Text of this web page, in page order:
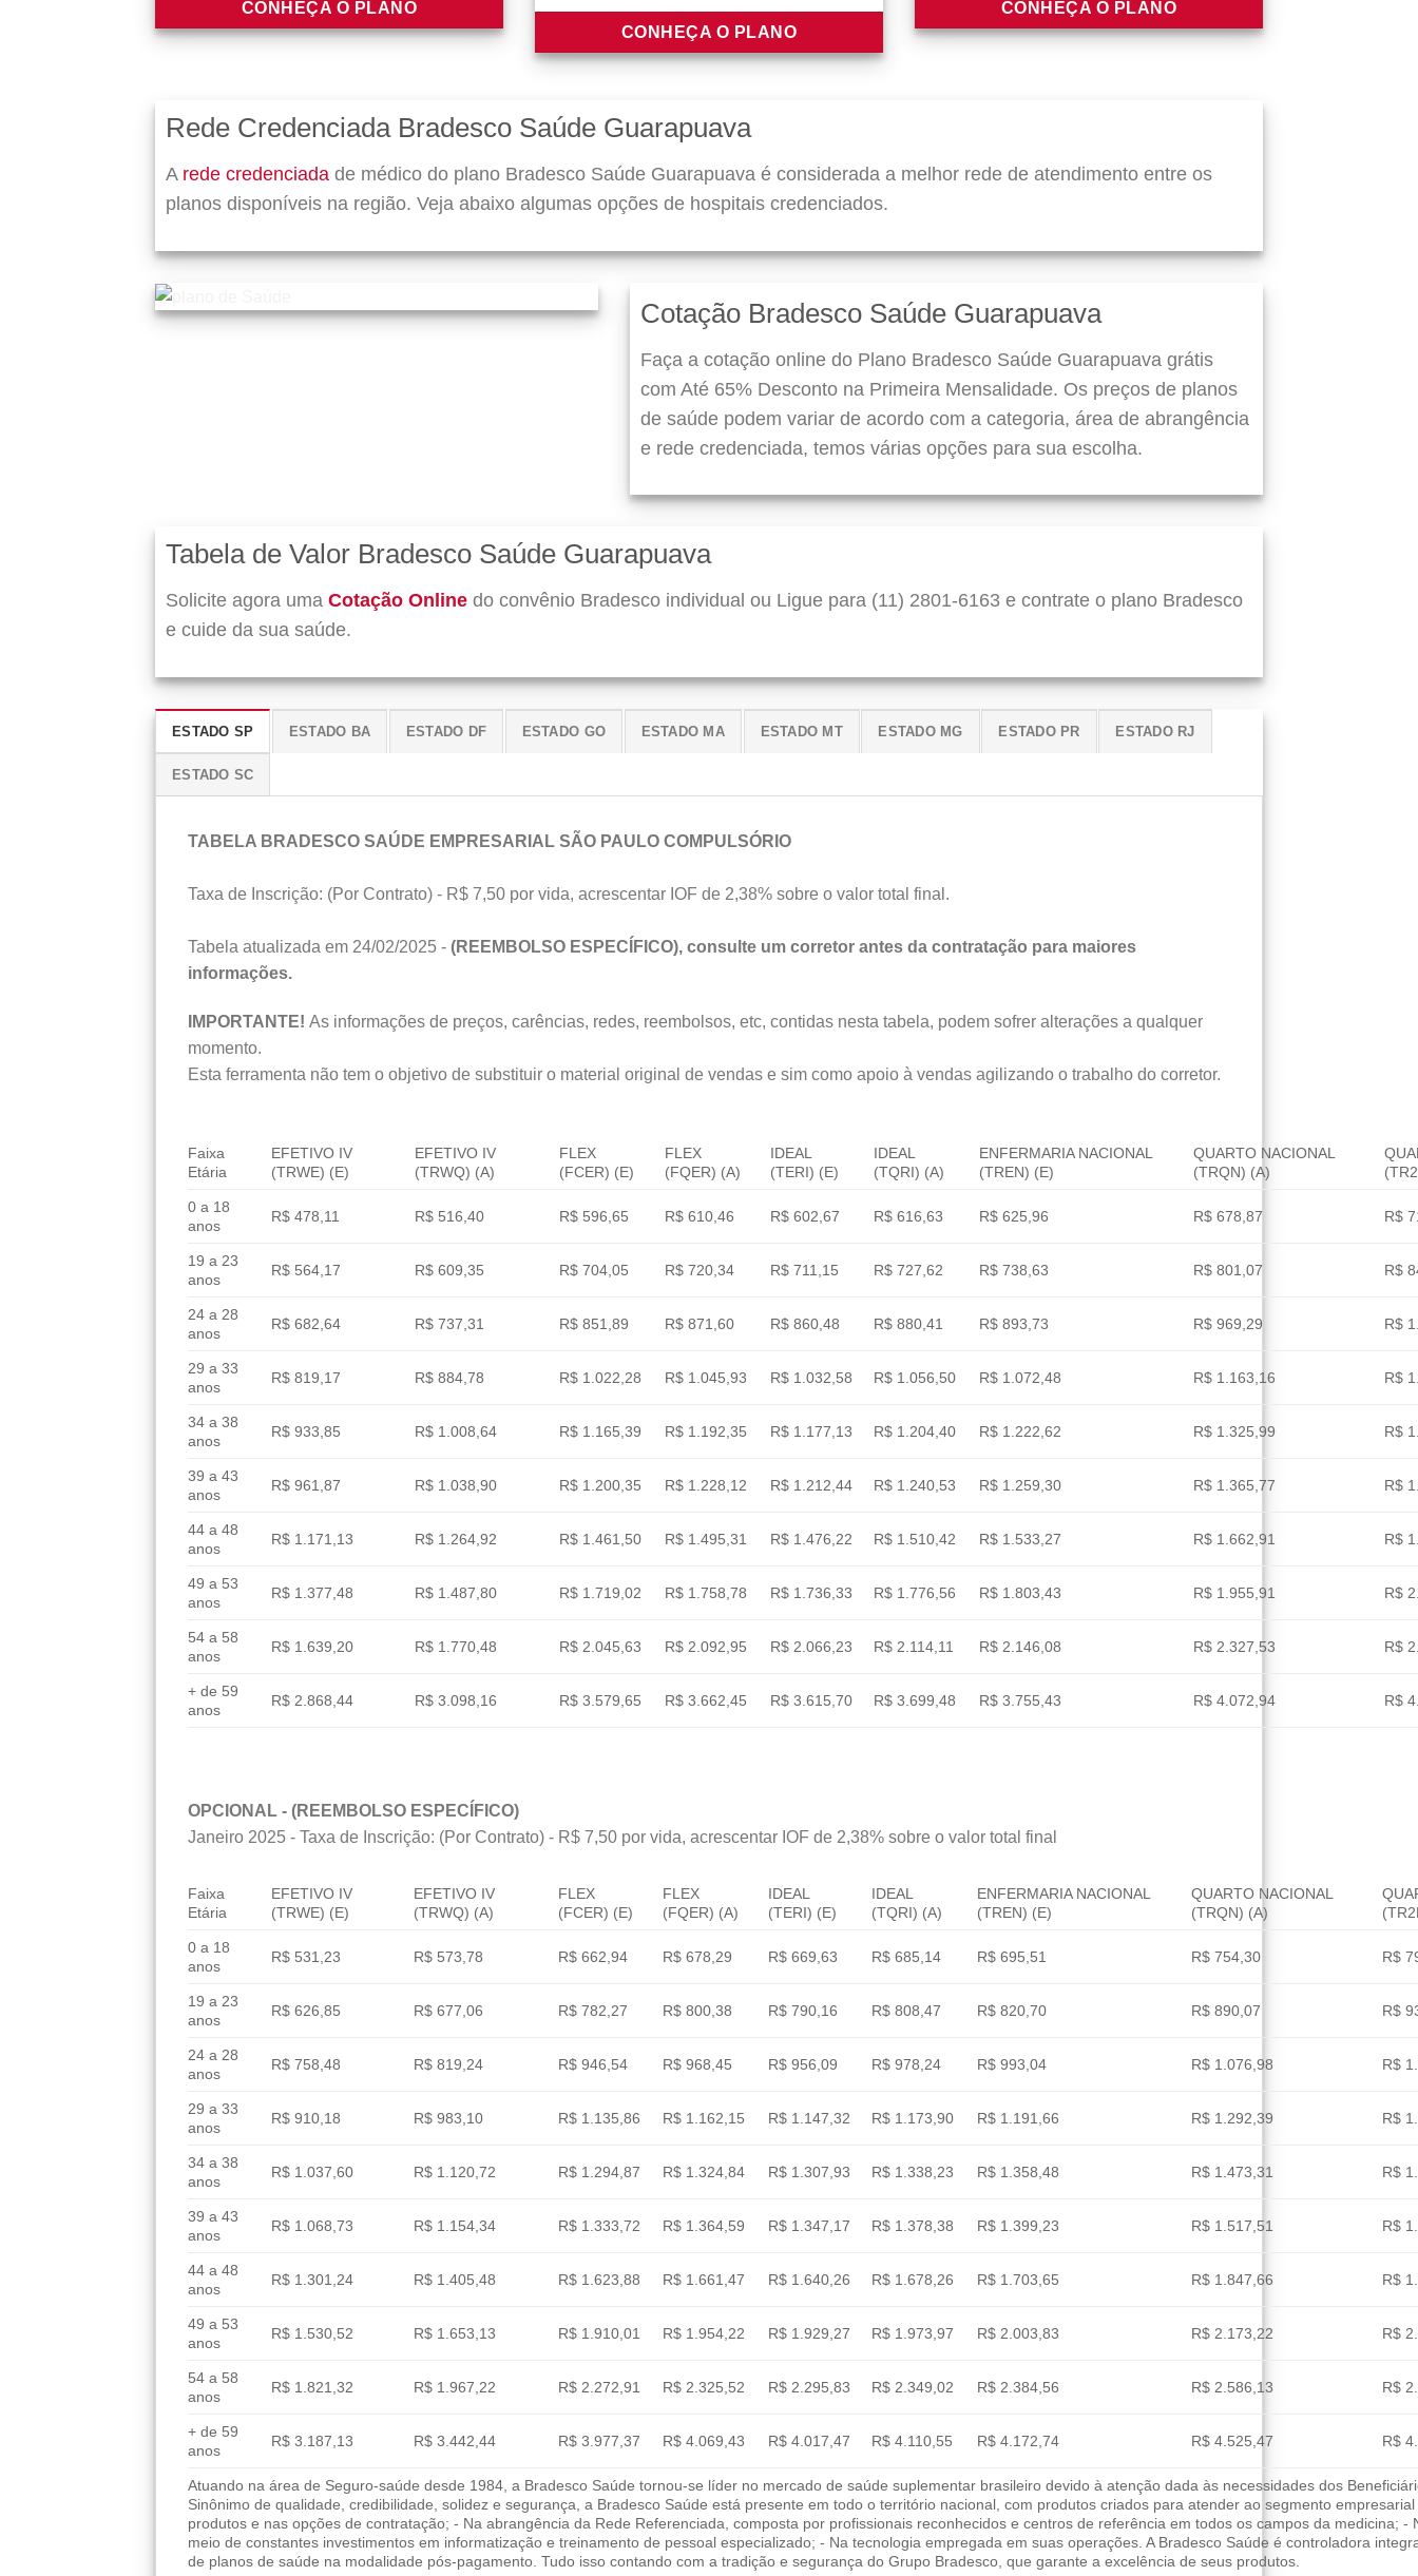
CONHEÇA O PLANO
CONHEÇA O PLANO
CONHEÇA O PLANO
Rede Credenciada Bradesco Saúde Guarapuava
A rede credenciada de médico do plano Bradesco Saúde Guarapuava é considerada a melhor rede de atendimento entre os
planos disponíveis na região. Veja abaixo algumas opções de hospitais credenciados.
Cotação Bradesco Saúde Guarapuava
Faça a cotação online do Plano Bradesco Saúde Guarapuava grátis
com Até 65% Desconto na Primeira Mensalidade. Os preços de planos
de saúde podem variar de acordo com a categoria, área de abrangência
e rede credenciada, temos várias opções para sua escolha.
Tabela de Valor Bradesco Saúde Guarapuava
Solicite agora uma Cotação Online do convênio Bradesco individual ou Ligue para (11) 2801-6163 e contrate o plano Bradesco
e cuide da sua saúde.
ESTADO SP ESTADO BA ESTADO DF ESTADO GO ESTADO MA ESTADO MT ESTADO MG ESTADO PR ESTADO RJ
ESTADO SC
TABELA BRADESCO SAÚDE EMPRESARIAL SÃO PAULO COMPULSÓRIO
Taxa de Inscrição: (Por Contrato) - R$ 7,50 por vida, acrescentar IOF de 2,38% sobre o valor total final.
Tabela atualizada em 24/02/2025 - (REEMBOLSO ESPECÍFICO), consulte um corretor antes da contratação para maiores
informações.
IMPORTANTE! As informações de preços, carências, redes, reembolsos, etc, contidas nesta tabela, podem sofrer alterações a qualquer
momento.
Esta ferramenta não tem o objetivo de substituir o material original de vendas e sim como apoio à vendas agilizando o trabalho do corretor.
Faixa
Etária
EFETIVO IV
(TRWE) (E)
EFETIVO IV
(TRWQ) (A)
FLEX
(FCER) (E)
FLEX
(FQER) (A)
IDEAL
(TERI) (E)
IDEAL
(TQRI) (A)
ENFERMARIA NACIONAL
(TREN) (E)
QUARTO NACIONAL
(TRQN) (A)
0 a 18
anos
R$ 478,11 R$ 516,40 R$ 596,65 R$ 610,46 R$ 602,67 R$ 616,63 R$ 625,96 R$ 678,87 R$
19 a 23
anos
R$ 564,17 R$ 609,35 R$ 704,05 R$ 720,34 R$ 711,15 R$ 727,62 R$ 738,63 R$ 801,07 R$
24 a 28
anos
R$ 682,64 R$ 737,31 R$ 851,89 R$ 871,60 R$ 860,48 R$ 880,41 R$ 893,73 R$ 969,29 R$
29 a 33
anos
R$ 819,17 R$ 884,78 R$ 1.022,28 R$ 1.045,93 R$ 1.032,58 R$ 1.056,50 R$ 1.072,48 R$ 1.163,16 R$
34 a 38
anos
R$ 933,85 R$ 1.008,64 R$ 1.165,39 R$ 1.192,35 R$ 1.177,13 R$ 1.204,40 R$ 1.222,62 R$ 1.325,99 R$
39 a 43
anos
R$ 961,87 R$ 1.038,90 R$ 1.200,35 R$ 1.228,12 R$ 1.212,44 R$ 1.240,53 R$ 1.259,30 R$ 1.365,77 R$
44 a 48
anos
R$ 1.171,13 R$ 1.264,92 R$ 1.461,50 R$ 1.495,31 R$ 1.476,22 R$ 1.510,42 R$ 1.533,27 R$ 1.662,91 R$
49 a 53
anos
R$ 1.377,48 R$ 1.487,80 R$ 1.719,02 R$ 1.758,78 R$ 1.736,33 R$ 1.776,56 R$ 1.803,43 R$ 1.955,91 R$
54 a 58
anos
R$ 1.639,20 R$ 1.770,48 R$ 2.045,63 R$ 2.092,95 R$ 2.066,23 R$ 2.114,11 R$ 2.146,08 R$ 2.327,53 R$
+ de 59
anos
R$ 2.868,44 R$ 3.098,16 R$ 3.579,65 R$ 3.662,45 R$ 3.615,70 R$ 3.699,48 R$ 3.755,43 R$ 4.072,94 R$
OPCIONAL - (REEMBOLSO ESPECÍFICO)
Janeiro 2025 - Taxa de Inscrição: (Por Contrato) - R$ 7,50 por vida, acrescentar IOF de 2,38% sobre o valor total final
Faixa
Etária
EFETIVO IV
(TRWE) (E)
EFETIVO IV
(TRWQ) (A)
FLEX
(FCER) (E)
FLEX
(FQER) (A)
IDEAL
(TERI) (E)
IDEAL
(TQRI) (A)
ENFERMARIA NACIONAL
(TREN) (E)
QUARTO NACIONAL
(TRQN) (A)
0 a 18
anos
R$ 531,23 R$ 573,78 R$ 662,94 R$ 678,29 R$ 669,63 R$ 685,14 R$ 695,51 R$ 754,30 R$
19 a 23
anos
R$ 626,85 R$ 677,06 R$ 782,27 R$ 800,38 R$ 790,16 R$ 808,47 R$ 820,70 R$ 890,07 R$
24 a 28
anos
R$ 758,48 R$ 819,24 R$ 946,54 R$ 968,45 R$ 956,09 R$ 978,24 R$ 993,04 R$ 1.076,98 R$
29 a 33
anos
R$ 910,18 R$ 983,10 R$ 1.135,86 R$ 1.162,15 R$ 1.147,32 R$ 1.173,90 R$ 1.191,66 R$ 1.292,39 R$
34 a 38
anos
R$ 1.037,60 R$ 1.120,72 R$ 1.294,87 R$ 1.324,84 R$ 1.307,93 R$ 1.338,23 R$ 1.358,48 R$ 1.473,31 R$
39 a 43
anos
R$ 1.068,73 R$ 1.154,34 R$ 1.333,72 R$ 1.364,59 R$ 1.347,17 R$ 1.378,38 R$ 1.399,23 R$ 1.517,51 R$
44 a 48
anos
R$ 1.301,24 R$ 1.405,48 R$ 1.623,88 R$ 1.661,47 R$ 1.640,26 R$ 1.678,26 R$ 1.703,65 R$ 1.847,66 R$
49 a 53
anos
R$ 1.530,52 R$ 1.653,13 R$ 1.910,01 R$ 1.954,22 R$ 1.929,27 R$ 1.973,97 R$ 2.003,83 R$ 2.173,22 R$
54 a 58
anos
R$ 1.821,32 R$ 1.967,22 R$ 2.272,91 R$ 2.325,52 R$ 2.295,83 R$ 2.349,02 R$ 2.384,56 R$ 2.586,13 R$
+ de 59
anos
R$ 3.187,13 R$ 3.442,44 R$ 3.977,37 R$ 4.069,43 R$ 4.017,47 R$ 4.110,55 R$ 4.172,74 R$ 4.525,47 R$
Atuando na área de Seguro-saúde desde 1984, a Bradesco Saúde tornou-se líder no mercado de saúde suplementar brasileiro devido à atenção dada às necessidades dos
Sinônimo de qualidade, credibilidade, solidez e segurança, a Bradesco Saúde está presente em todo o território nacional, com produtos criados para atender ao segmento
produtos e nas opções de contratação; - Na abrangência da Rede Referenciada, composta por profissionais reconhecidos e centros de referência em todos os campos da medicina;
meio de constantes investimentos em informatização e treinamento de pessoal especializado; - Na tecnologia empregada em suas operações. A Bradesco Saúde é controladora
de planos de saúde na modalidade pós-pagamento. Tudo isso contando com a tradição e segurança do Grupo Bradesco, que garante a excelência de seus produtos.